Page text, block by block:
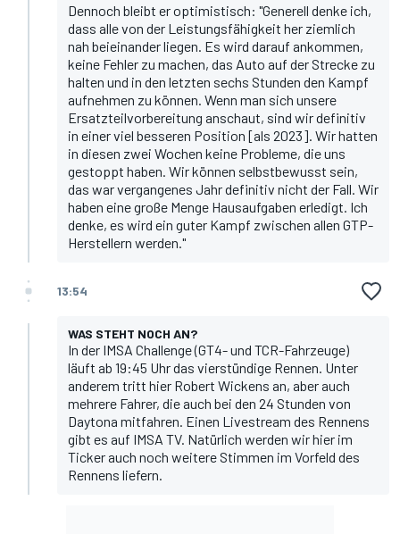
Dennoch bleibt er optimistisch: "Generell denke ich,
dass alle von der Leistungsfähigkeit her ziemlich
nah beieinander liegen. Es wird darauf ankommen,
keine Fehler zu machen, das Auto auf der Strecke zu
halten und in den letzten sechs Stunden den Kampf
aufnehmen zu können. Wenn man sich unsere
Ersatzteilvorbereitung anschaut, sind wir definitiv
in einer viel besseren Position [als 2023]. Wir hatten
in diesen zwei Wochen keine Probleme, die uns
gestoppt haben. Wir können selbstbewusst sein,
das war vergangenes Jahr definitiv nicht der Fall. Wir
haben eine große Menge Hausaufgaben erledigt. Ich
denke, es wird ein guter Kampf zwischen allen GTP-
Herstellern werden."
13:54
WAS STEHT NOCH AN?
In der IMSA Challenge (GT4- und TCR-Fahrzeuge)
läuft ab 19:45 Uhr das vierstündige Rennen. Unter
anderem tritt hier Robert Wickens an, aber auch
mehrere Fahrer, die auch bei den 24 Stunden von
Daytona mitfahren. Einen Livestream des Rennens
gibt es auf IMSA TV. Natürlich werden wir hier im
Ticker auch noch weitere Stimmen im Vorfeld des
Rennens liefern.